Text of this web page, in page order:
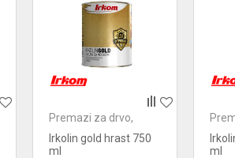
Premazi za drvo,
Irkolin gold hrast 750
ml
ml